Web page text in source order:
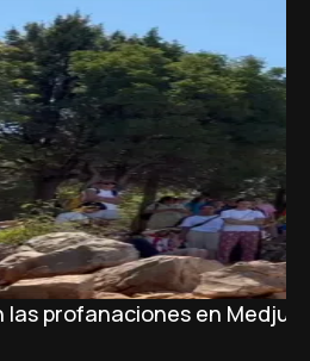
las profanaciones en